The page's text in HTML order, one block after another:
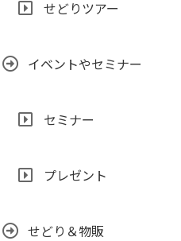
せどりツアー
イベントやセミナー
セミナー
プレゼント
せどり＆物販